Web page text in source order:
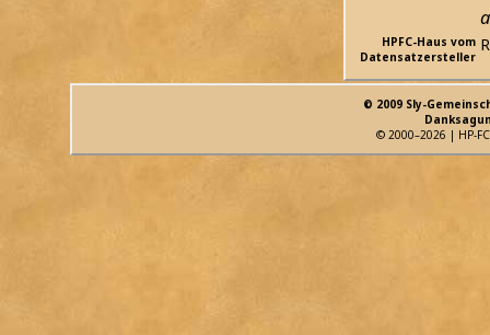
HPFC-Haus vom
Datensatzersteller
© 2009 Sly-
© 2000–2026 | HP-